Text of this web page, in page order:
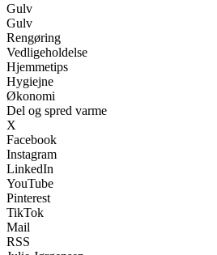
Gulv
Gulv
Rengøring
Vedligeholdelse
Hjemmetips
Hygiejne
Økonomi
Del og spred varme
X
Facebook
Instagram
LinkedIn
YouTube
Pinterest
TikTok
Mail
RSS